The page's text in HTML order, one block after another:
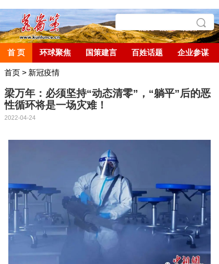
首 页 环球聚焦 国策建言 百姓话题 企业参谋
首页> 新冠疫情
梁万年：必须坚持“动态清零”，“躺平”后的恶
性循环将是一场灾难！
2022-04-24